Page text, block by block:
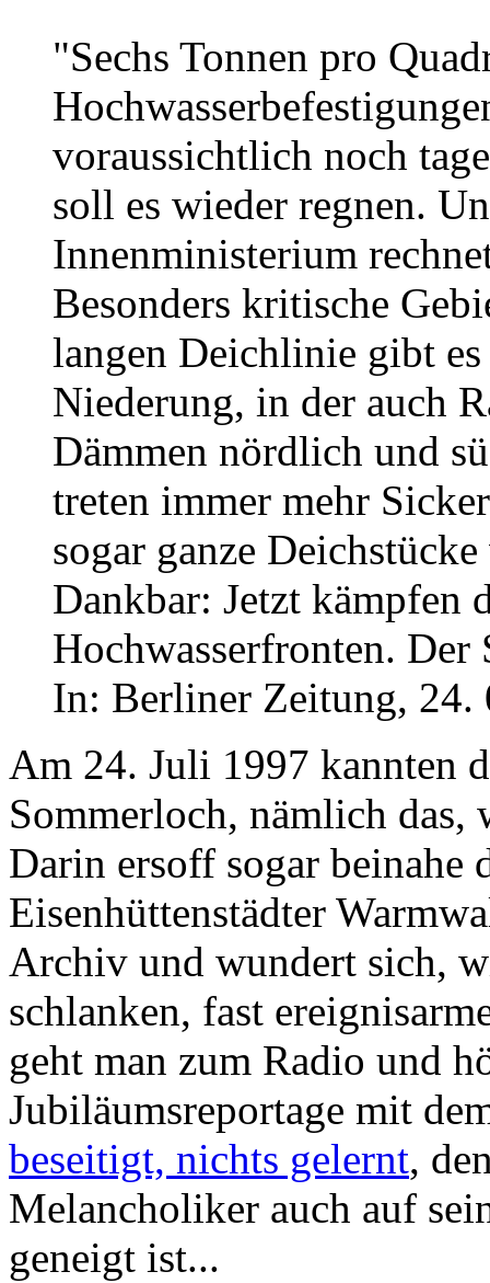
"Sechs Tonnen pro
voraussichtlich noch
soll es wieder regnen.
Innenministerium
Besonders kritische
langen Deichlinie gibt
Niederung, in der auch
Dämmen nördlich und
treten immer mehr
sogar ganze
Dankbar: Jetzt kämpfen
Hochwasserfronten. Der
In: Berliner Zeitung, 24.
Am 24. Juli 1997 kannten
Sommerloch, nämlich das,
Darin ersoff sogar beinahe
Eisenhüttenstädter
Archiv und wundert sich,
schlanken, fast
geht man zum Radio und
Jubiläumsreportage mit
beseitigt, nichts gelernt,
Melancholiker auch auf
geneigt ist...